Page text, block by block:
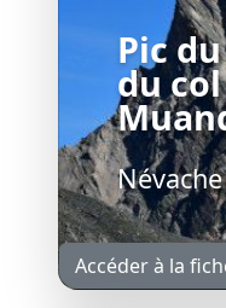
Pic
du
Névache
Accéder à la